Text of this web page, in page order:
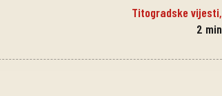
Titogradske vijesti,
2 min